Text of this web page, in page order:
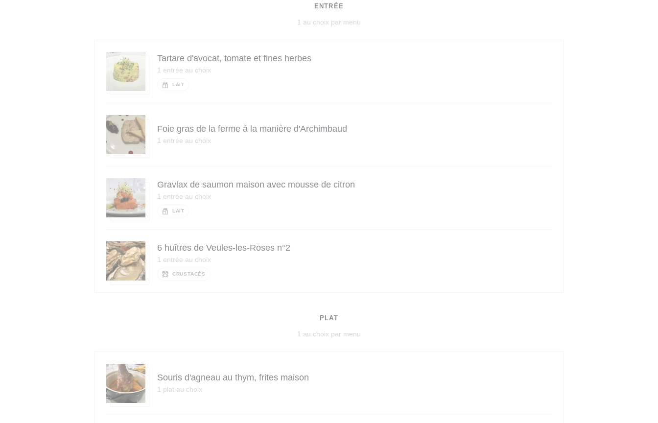
ENTRÉE
1 au choix par menu
Tartare d'avocat, tomate et fines herbes
1 entrée au choix
LAIT
Foie gras de la ferme à la manière d'Archimbaud
1 entrée au choix
Gravlax de saumon maison avec mousse de citron
1 entrée au choix
LAIT
6 huîtres de Veules-les-Roses n°2
1 entrée au choix
CRUSTACÉS
PLAT
1 au choix par menu
Souris d'agneau au thym, frites maison
1 plat au choix